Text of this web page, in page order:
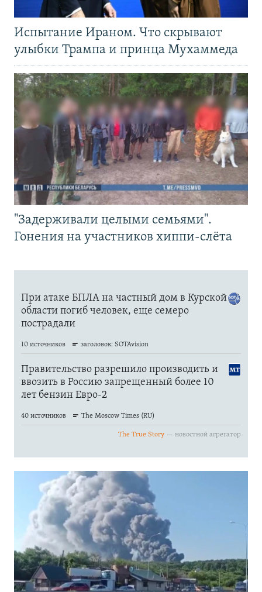
Испытание Ираном. Что скрывают
улыбки Трампа и принца Мухаммеда
"Задерживали целыми семьями".
Гонения на участников хиппи-слёта